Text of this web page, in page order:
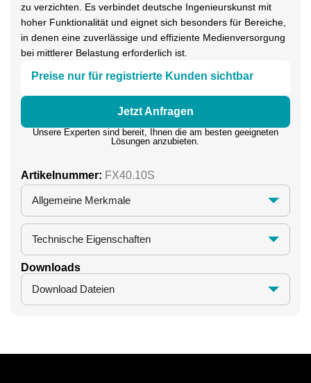
zu verzichten. Es verbindet deutsche Ingenieurskunst mit
hoher Funktionalität und eignet sich besonders für Bereiche,
in denen eine zuverlässige und effiziente Medienversorgung
bei mittlerer Belastung erforderlich ist.
Preise nur für registrierte Kunden sichtbar
Jetzt Anfragen
Unsere Experten sind bereit, Ihnen die am besten geeigneten
Lösungen anzubieten.
Artikelnummer: FX40.10S
Allgemeine Merkmale
Technische Eigenschaften
Downloads
Download Dateien